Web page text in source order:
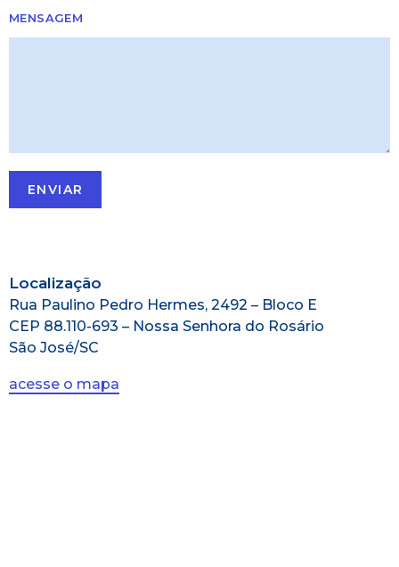
MENSAGEM
Localização
Rua Paulino Pedro Hermes, 2492 – Bloco E
CEP 88.110-693 – Nossa Senhora do Rosário
São José/SC
acesse o mapa